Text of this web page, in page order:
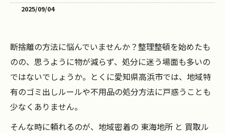
2025/09/04
断捨離の方法に悩んでいませんか？整理整頓を始めたも
のの、思うように物が減らず、処分に迷う場面も多いの
ではないでしょうか。とくに愛知県高浜市では、地域特
有のゴミ出しルールや不用品の処分方法に戸惑うことも
少なくありません。
そんな時に頼れるのが、地域密着の 東海地所 と 買取ル